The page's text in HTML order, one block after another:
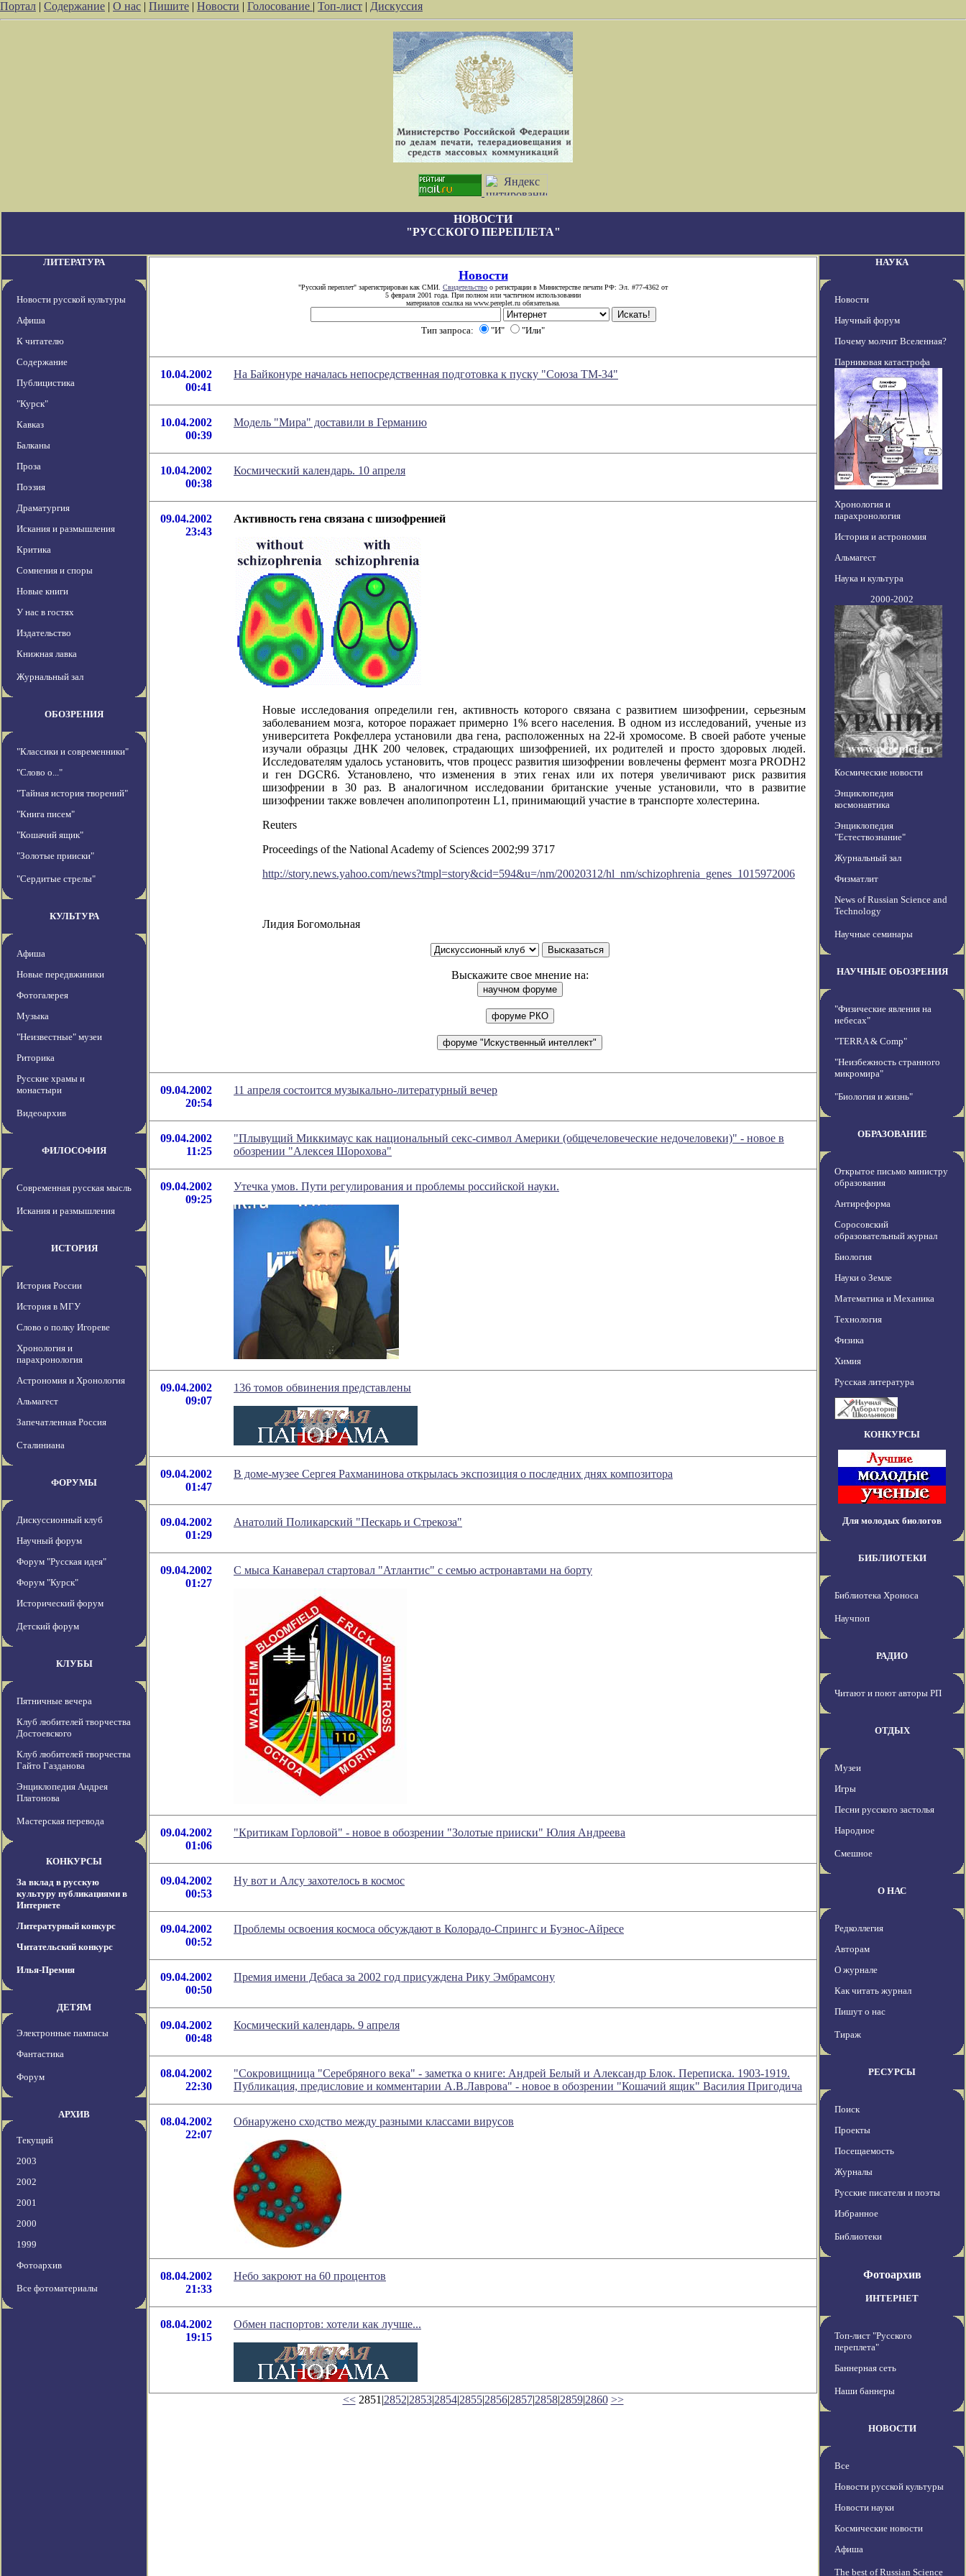
Портал | Содержание | О нас | Пишите | Новости | Голосование | Топ-лист | Дискуссия
НОВОСТИ
"РУССКОГО ПЕРЕПЛЕТА"
ЛИТЕРАТУРА
Новости русской культуры
Афиша
К читателю
Содержание
Публицистика
"Курск"
Кавказ
Балканы
Проза
Поэзия
Драматургия
Искания и размышления
Критика
Сомнения и споры
Новые книги
У нас в гостях
Издательство
Книжная лавка
Журнальный зал
ОБОЗРЕНИЯ
"Классики и современники"
"Слово о..."
"Тайная история творений"
"Книга писем"
"Кошачий ящик"
"Золотые прииски"
"Сердитые стрелы"
КУЛЬТУРА
Афиша
Новые передвжиники
Фотогалерея
Музыка
"Неизвестные" музеи
Риторика
Русские храмы и
монастыри
Видеоархив
ФИЛОСОФИЯ
Современная русская мысль
Искания и размышления
ИСТОРИЯ
История России
История в МГУ
Слово о полку Игореве
Хронология и
парахронология
Астрономия и Хронология
Альмагест
Запечатленная Россия
Сталиниана
ФОРУМЫ
Дискуссионный клуб
Научный форум
Форум "Русская идея"
Форум "Курск"
Исторический форум
Детский форум
КЛУБЫ
Пятничные вечера
Клуб любителей творчества
Достоевского
Клуб любителей творчества
Гайто Газданова
Энциклопедия Андрея
Платонова
Мастерская перевода
КОНКУРСЫ
За вклад в русскую
культуру публикациями в
Интернете
Литературный конкурс
Читательский конкурс
Илья-Премия
ДЕТЯМ
Электронные пампасы
Фантастика
Форум
АРХИВ
Текущий
2003
2002
2001
2000
1999
Фотоархив
Все фотоматериалы
Новости
"Русский переплет" зарегистрирован как СМИ. Свидетельство о регистрации в Министерстве печати РФ: Эл. #77-4362 от
5 февраля 2001 года. При полном или частичном использовании
материалов ссылка на www.pereplet.ru обязательна.
Тип запроса: "И" "Или"
10.04.2002
00:41
На Байконуре началась непосредственная подготовка к пуску "Союза ТМ-34"
10.04.2002
00:39
Модель "Мира" доставили в Германию
10.04.2002
00:38
Космический календарь. 10 апреля
09.04.2002
23:43
Активность гена связана с шизофренией
Новые исследования определили ген, активность которого связана с развитием шизофрении, серьезным
заболеванием мозга, которое поражает примерно 1% всего населения. В одном из исследований, ученые из
университета Рокфеллера установили два гена, расположенных на 22-й хромосоме. В своей работе ученые
изучали образцы ДНК 200 человек, страдающих шизофренией, их родителей и просто здоровых людей.
Исследователям удалось установить, чтов процесс развития шизофрении вовлечены фермент мозгаPRODH2
и генDGCR6. Установлено, что изменения в этих генах или их потеря увеличивают риск развития
шизофрении в 30 раз. В аналогичном исследовании британские ученые установили, что в развитие
шизофрении также вовлечен аполипопротеин L1, принимающий участие в транспорте холестерина.
Reuters
Proceedings of the National Academy of Sciences 2002;99 3717
http://story.news.yahoo.com/news?tmpl=story&cid=594&u=/nm/20020312/hl_nm/schizophrenia_genes_1015972006
Лидия Богомольная
Выскажите свое мнение на:
09.04.2002
20:54
11 апреля состоится музыкально-литературный вечер
09.04.2002
11:25
"Плывущий Миккимаус как национальный секс-символ Америки (общечеловеческие недочеловеки)" - новое в
обозрении "Алексея Шорохова"
09.04.2002
09:25
Утечка умов. Пути регулирования и проблемы российской науки.
09.04.2002
09:07
136 томов обвинения представлены
09.04.2002
01:47
В доме-музее Сергея Рахманинова открылась экспозиция о последних днях композитора
09.04.2002
01:29
Анатолий Поликарский "Пескарь и Стрекоза"
09.04.2002
01:27
С мыса Канаверал стартовал "Атлантис" с семью астронавтами на борту
09.04.2002
01:06
"Критикам Горловой" - новое в обозрении "Золотые прииски" Юлия Андреева
09.04.2002
00:53
Ну вот и Алсу захотелось в космос
09.04.2002
00:52
Проблемы освоения космоса обсуждают в Колорадо-Спрингс и Буэнос-Айресе
09.04.2002
00:50
Премия имени Дебаса за 2002 год присуждена Рику Эмбрамсону
09.04.2002
00:48
Космический календарь. 9 апреля
08.04.2002
22:30
"Сокровищница "Серебряного века" - заметка о книге: Андрей Белый и Александр Блок. Переписка. 1903-1919.
Публикация, предисловие и комментарии А.В.Лаврова" - новое в обозрении "Кошачий ящик" Василия Пригодича
08.04.2002
22:07
Обнаружено сходство между разными классами вирусов
08.04.2002
21:33
Небо закроют на 60 процентов
08.04.2002
19:15
Обмен паспортов: хотели как лучше...
<<2851|2852|2853|2854|2855|2856|2857|2858|2859|2860 >>
НАУКА
Новости
Научный форум
Почему молчит Вселенная?
Парниковая катастрофа
Хронология и
парахронология
История и астрономия
Альмагест
Наука и культура
2000-2002
Космические новости
Энциклопедия
космонавтика
Энциклопедия
"Естествознание"
Журнальный зал
Физматлит
News of Russian Science and
Technology
Научные семинары
НАУЧНЫЕ ОБОЗРЕНИЯ
"Физические явления на
небесах"
"TERRA & Comp"
"Неизбежность странного
микромира"
"Биология и жизнь"
ОБРАЗОВАНИЕ
Открытое письмо министру
образования
Антиреформа
Соросовский
образовательный журнал
Биология
Науки о Земле
Математика и Механика
Технология
Физика
Химия
Русская литература
КОНКУРСЫ
Для молодых биологов
БИБЛИОТЕКИ
Библиотека Хроноса
Научпоп
РАДИО
Читают и поют авторы РП
ОТДЫХ
Музеи
Игры
Песни русского застолья
Народное
Смешное
О НАС
Редколлегия
Авторам
О журнале
Как читать журнал
Пишут о нас
Тираж
РЕСУРСЫ
Поиск
Проекты
Посещаемость
Журналы
Русские писатели и поэты
Избранное
Библиотеки
Фотоархив
ИНТЕРНЕТ
Топ-лист "Русского
переплета"
Баннерная сеть
Наши баннеры
НОВОСТИ
Все
Новости русской культуры
Новости науки
Космические новости
Афиша
The best of Russian Science